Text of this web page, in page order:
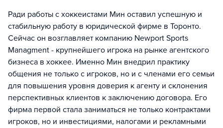
Ради работы с хоккеистами Мин оставил успешную и
стабильную работу в юридической фирме в Торонто.
Сейчас он возглавляет компанию Newport Sports
Managment - крупнейшего игрока на рынке агентского
бизнеса в хоккее. Именно Мин внедрил практику
общения не только с игроков, но и с членами его семьи
для повышения уровня доверия к агенту и склонения
перспективных клиентов к заключению договора. Его
фирма первой стала заниматься не только контрактами
игроков, но и инвестициями, налогами и рекламными